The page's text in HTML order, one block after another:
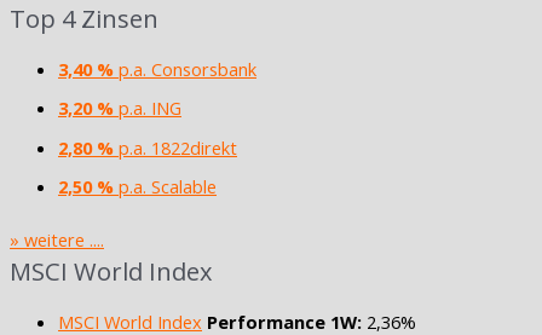
Top 4 Zinsen
3,40 % p.a. Consorsbank
3,20 % p.a. ING
2,80 % p.a. 1822direkt
2,50 % p.a. Scalable
» weitere ....
MSCI World Index
MSCI World Index Performance 1W: 2,36%